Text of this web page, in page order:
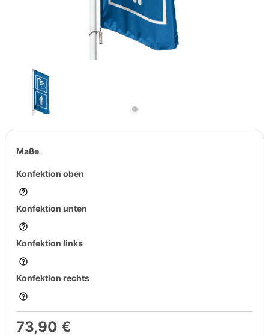
Maße
Konfektion oben
Konfektion unten
Konfektion links
Konfektion rechts
73,90 €